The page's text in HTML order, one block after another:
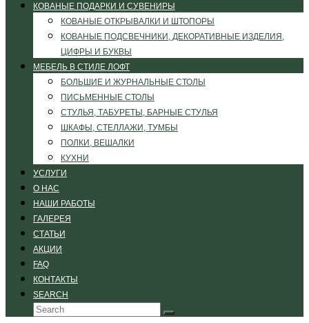
КОВАНЫЕ ПОДАРКИ И СУВЕНИРЫ
КОВАНЫЕ ОТКРЫВАЛКИ И ШТОПОРЫ
КОВАНЫЕ ПОДСВЕЧНИКИ, ДЕКОРАТИВНЫЕ ИЗДЕЛИЯ,
ЦИФРЫ И БУКВЫ
МЕБЕЛЬ В СТИЛЕ ЛОФТ
БОЛЬШИЕ И ЖУРНАЛЬНЫЕ СТОЛЫ
ПИСЬМЕННЫЕ СТОЛЫ
СТУЛЬЯ, ТАБУРЕТЫ, БАРНЫЕ СТУЛЬЯ
ШКАФЫ, СТЕЛЛАЖИ, ТУМБЫ
ПОЛКИ, ВЕШАЛКИ
КУХНИ
УСЛУГИ
О НАС
НАШИ РАБОТЫ
ГАЛЕРЕЯ
СТАТЬИ
АКЦИИ
FAQ
КОНТАКТЫ
SEARCH
Search
Submit